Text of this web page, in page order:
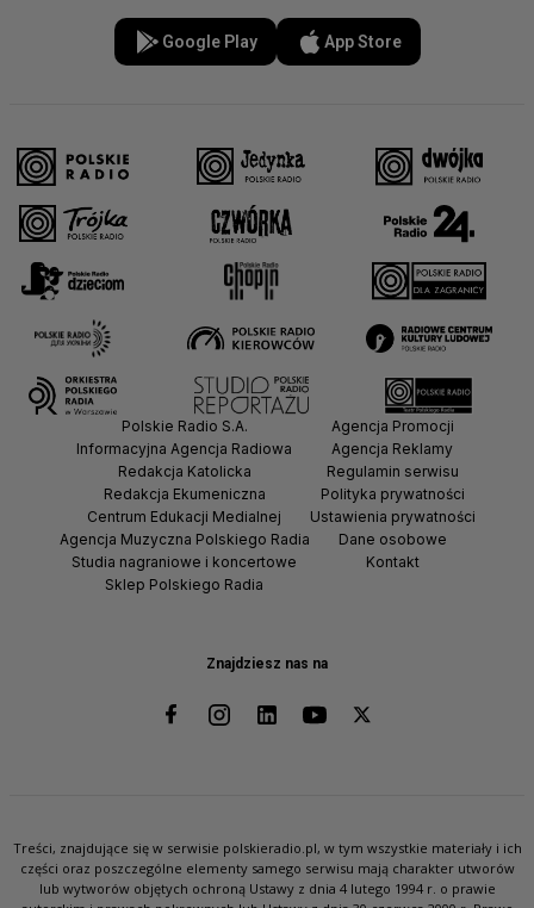
Google Play App Store
Znajdziesz nas na
Polskie Radio S.A.
Informacyjna Agencja Radiowa
Redakcja Katolicka
Redakcja Ekumeniczna
Centrum Edukacji Medialnej
Agencja Muzyczna Polskiego Radia
Studia nagraniowe i koncertowe
Sklep Polskiego Radia
Agencja Promocji
Agencja Reklamy
Regulamin serwisu
Polityka prywatności
Ustawienia prywatności
Dane osobowe
Kontakt
Treści, znajdujące się w serwisie polskieradio.pl, w tym wszystkie materiały i ich
części oraz poszczególne elementy samego serwisu mają charakter utworów
lub wytworów objętych ochroną Ustawy z dnia 4 lutego 1994 r. o prawie